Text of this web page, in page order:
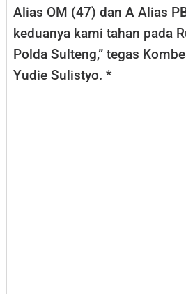
Alias OM (47) dan A Alias
keduanya kami tahan pada
Polda Sulteng,” tegas
Yudie Sulistyo. *